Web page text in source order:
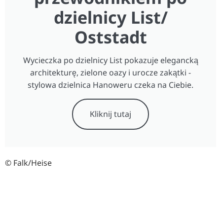
dzielnicy List/
Oststadt
Wycieczka po dzielnicy List pokazuje elegancką
architekturę, zielone oazy i urocze zakątki -
stylowa dzielnica Hanoweru czeka na Ciebie.
Kliknij tutaj
© Falk/Heise